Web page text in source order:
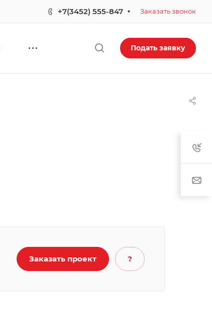
+7(3452) 555-847 Заказать звонок
Подать заявку
Заказать проект ?